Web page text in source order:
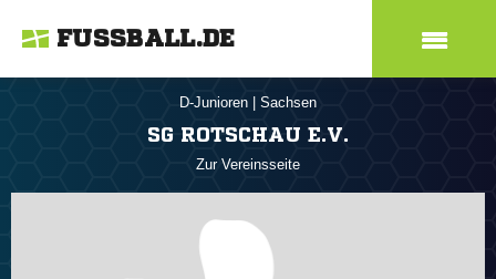
FUSSBALL.DE
D-Junioren Sachsen
SG ROTSCHAU E.V.
Zur Vereinsseite